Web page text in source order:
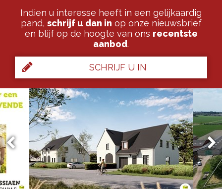
Indien u interesse heeft in een gelijkaardig
pand, schrijf u dan in op onze nieuwsbrief
en blijf op de hoogte van ons recentste
aanbod.
SCHRIJF U IN